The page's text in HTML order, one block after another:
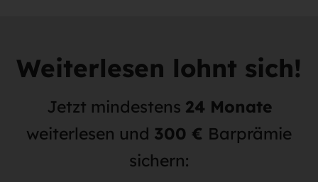
Weiterlesen lohnt sich!
Jetzt mindestens 24 Monate
weiterlesen und 300 € Barprämie
sichern: